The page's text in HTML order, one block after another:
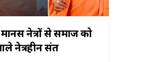
नेत्रों से समाज को
नेत्रहीन संत